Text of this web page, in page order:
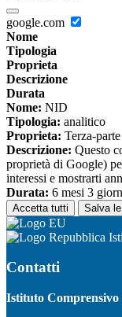
google.com
Nome
Tipologia
Proprieta
Descrizione
Durata
Nome: NID
Tipologia: analitico
Proprieta: Terza-parte
Descrizione: Questo
proprietà di Google)
interessi e mostrarti
Durata: 6 mesi 3
Accetta tutti Salva
Contatti
Istituto Comprensivo